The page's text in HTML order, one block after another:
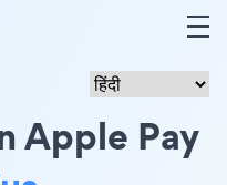
Apple Pay